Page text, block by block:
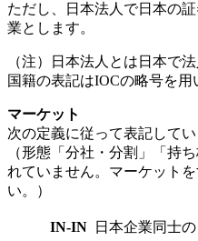
ただし、日本法人で日本の
業とします。
（注）日本法人とは日本で
国籍の表記はIOCの略号を用
マーケット
次の定義に従って表記してい
（形態「分社・分割」「持
れていません。マーケット
い。）
IN-IN
日本企業同士の